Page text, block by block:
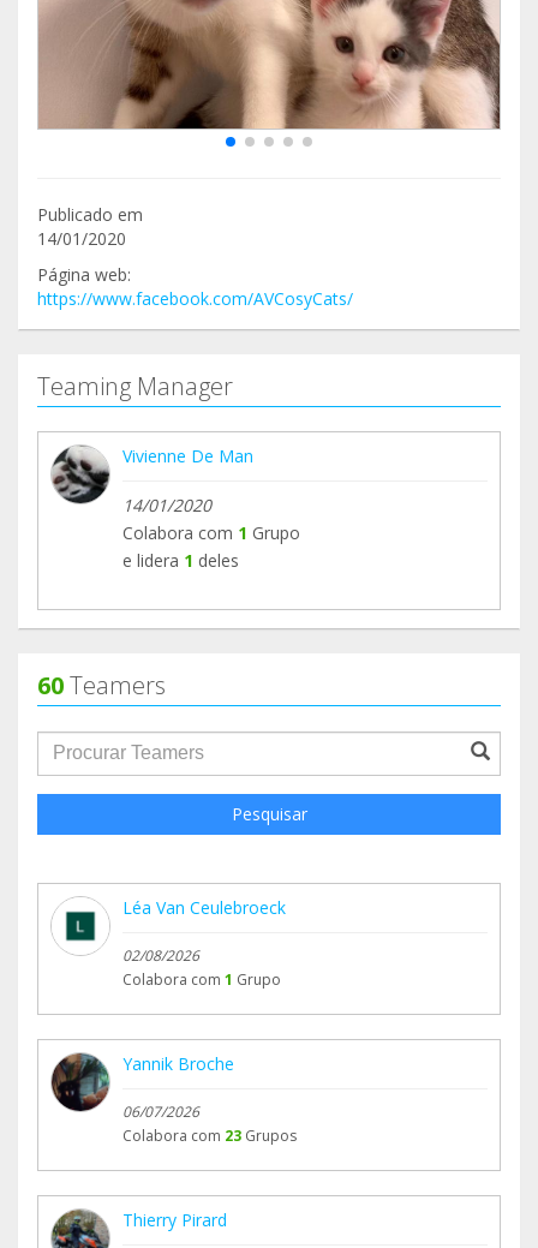
Publicado em
14/01/2020
Página web:
https://www.facebook.com/AVCosyCats/
Teaming Manager
Vivienne De Man
14/01/2020
Colabora com 1 Grupo
e lidera 1 deles
60Teamers
groupProfile.searchForm.search.text???
Pesquisar
Léa Van Ceulebroeck
02/08/2026
Colabora com 1 Grupo
Yannik Broche
06/07/2026
Colabora com 23 Grupos
Thierry Pirard